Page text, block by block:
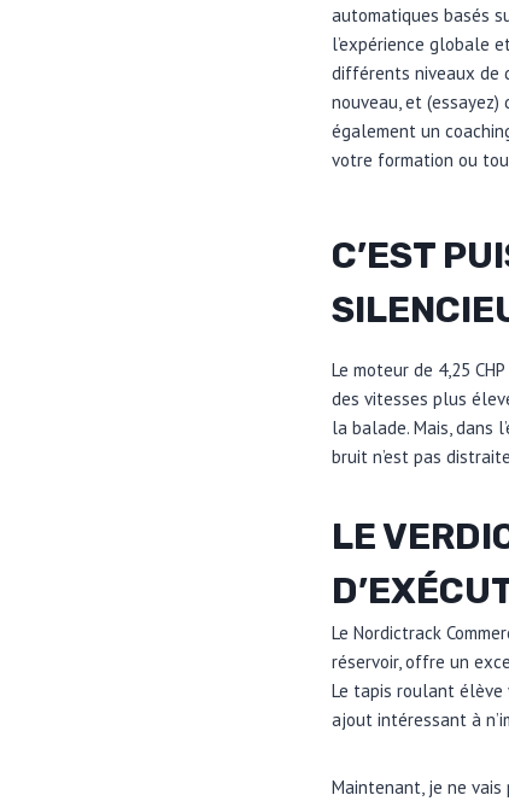
automatiques basés
l’expérience globale
différents niveaux de
nouveau, et (essayez)
également un
votre formation ou
C’EST
Le moteur de 4,25
des vitesses plus
la balade. Mais, dans
bruit n’est pas
LE
Le Nordictrack
réservoir, offre un
Le tapis roulant élève
ajout intéressant à
Maintenant, je ne